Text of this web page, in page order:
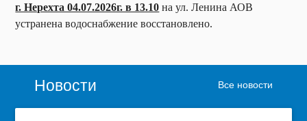
г. Нерехта 04.07.2026г. в 13.10 на ул. Ленина АОВ
устранена водоснабжение восстановлено.
Новости Все новости